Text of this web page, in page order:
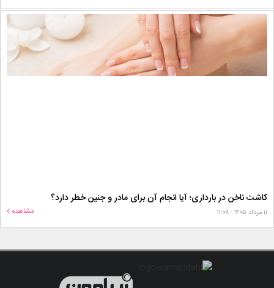
کاشت ناخن در بارداری؛ آیا انجام آن برای مادر و جنین خطر دارد؟
۱۱ مرداد ۱۴۰۵ - ۱۱:۰۸ مشاهده